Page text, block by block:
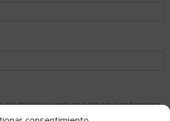
electrónico y web en este navegador para